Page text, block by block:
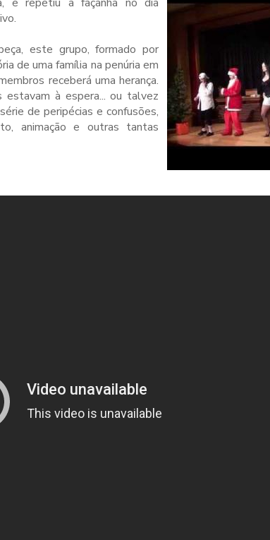
este grupo, formado por
de uma família na penúria em
receberá uma herança.
estavam à espera... ou talvez
de peripécias e confusões,
animação e outras tantas